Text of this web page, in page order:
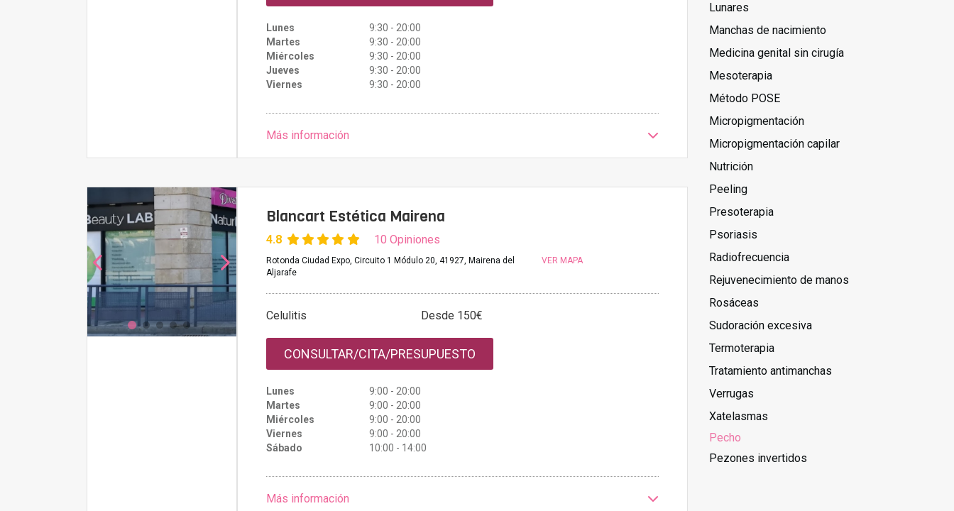
Lunes
9:30 - 20:00
Martes
9:30 - 20:00
Miércoles
9:30 - 20:00
Jueves
9:30 - 20:00
Viernes
9:30 - 20:00
Más información
Blancart Estética Mairena
4.8 10 Opiniones
Rotonda Ciudad Expo, Circuito 1 Módulo 20, 41927, Mairena del
Aljarafe
VER MAPA
Celulitis Desde 150€
CONSULTAR/CITA/PRESUPUESTO
Lunes
9:00 - 20:00
Martes
9:00 - 20:00
Miércoles
9:00 - 20:00
Viernes
9:00 - 20:00
Sábado
10:00 - 14:00
Más información
Lunares
Manchas de nacimiento
Medicina genital sin cirugía
Mesoterapia
Método POSE
Micropigmentación
Micropigmentación capilar
Nutrición
Peeling
Presoterapia
Psoriasis
Radiofrecuencia
Rejuvenecimiento de manos
Rosáceas
Sudoración excesiva
Termoterapia
Tratamiento antimanchas
Verrugas
Xatelasmas
Pecho
Pezones invertidos